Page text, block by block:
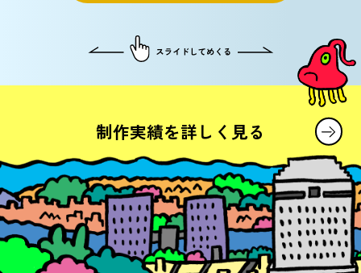
制作実績を詳しく見る